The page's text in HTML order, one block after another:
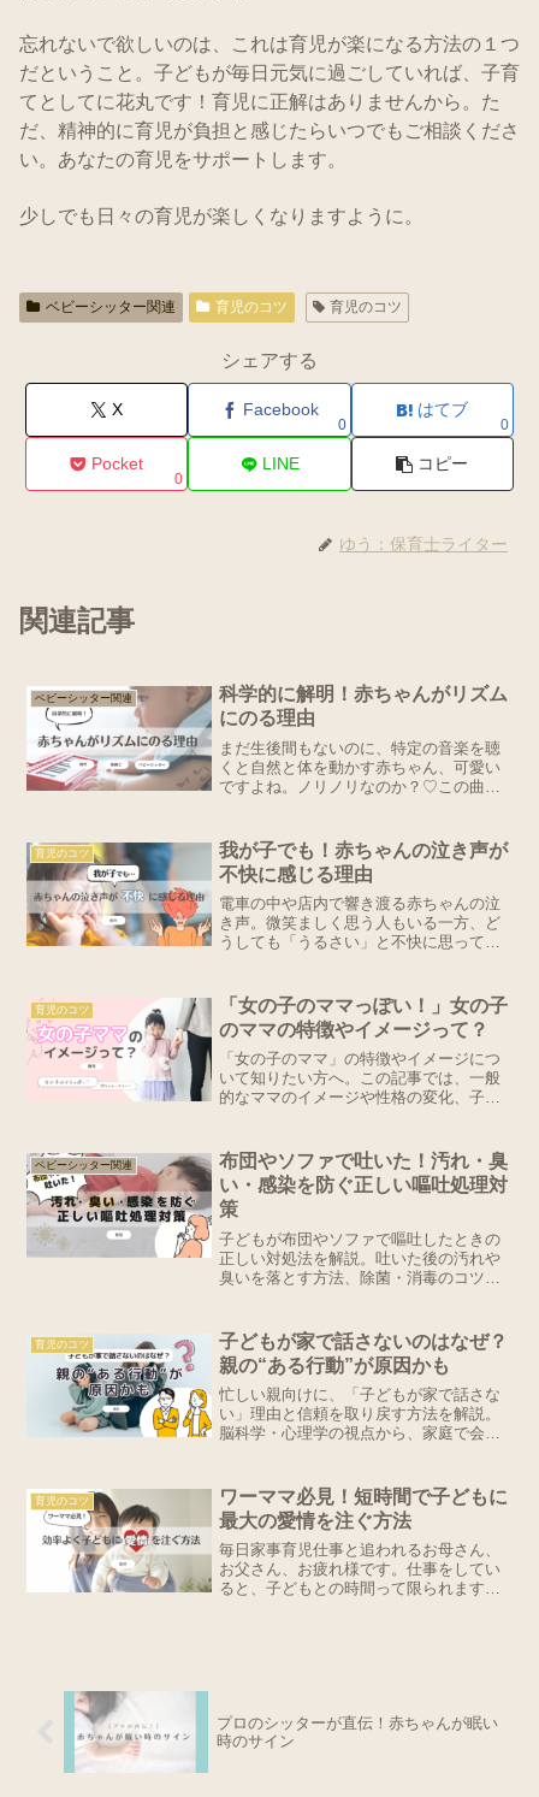
忘れないで欲しいのは、これは育児が楽になる方法の１つ
だということ。子どもが毎日元気に過ごしていれば、子育
てとしてに花丸です！育児に正解はありませんから。た
だ、精神的に育児が負担と感じたらいつでもご相談くださ
い。あなたの育児をサポートします。
少しでも日々の育児が楽しくなりますように。
ベビーシッター関連 育児のコツ 育児のコツ
シェアする
X Facebook
0
はてブ
0
Pocket
0
LINE コピー
ゆう：保育士ライター
関連記事
ベビーシッター関連
科学的に解明！赤ちゃんがリズム
にのる理由
まだ生後間もないのに、特定の音楽を聴
くと自然と体を動かす赤ちゃん、可愛い
ですよね。ノリノリなのか？♡この曲好
し、なぜこんな早い段階で音楽を聞くと
リズムに合わせて体を動か...
育児のコツ
我が子でも！赤ちゃんの泣き声が
不快に感じる理由
電車の中や店内で響き渡る赤ちゃんの泣
き声。微笑ましく思う人もいる一方、ど
うしても「うるさい」と不快に思ってし
てしまうのか。今回は赤ちゃんの泣き声
からそのメカニズムを解い...
育児のコツ
「女の子のママっぽい！」女の子
のママの特徴やイメージって？
「女の子のママ」の特徴やイメージにつ
いて知りたい方へ。この記事では、一般
的なママのイメージや性格の変化、子育
し、より楽しく育児ができるヒントが得
られます。
ベビーシッター関連
布団やソファで吐いた！汚れ・臭
い・感染を防ぐ正しい嘔吐処理対
策
子どもが布団やソファで嘔吐したときの
正しい対処法を解説。吐いた後の汚れや
臭いを落とす方法、除菌・消毒のコツ、
紹介。いざという時に役立つ情報をチェ
ック！
育児のコツ
子どもが家で話さないのはなぜ？
親の“ある行動”が原因かも
忙しい親向けに、「子どもが家で話さな
い」理由と信頼を取り戻す方法を解説。
脳科学・心理学の視点から、家庭で会話
育児のコツ
ワーママ必見！短時間で子どもに
最大の愛情を注ぐ方法
毎日家事育児仕事と追われるお母さん、
お父さん、お疲れ様です。仕事をしてい
ると、子どもとの時間って限られますよ
プロのシッターが直伝！赤ちゃんが眠い
時のサイン